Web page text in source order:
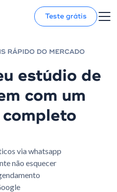
Teste grátis
RÁPIDO DO MERCADO
estúdio de
com um
via whatsapp
não esquecer